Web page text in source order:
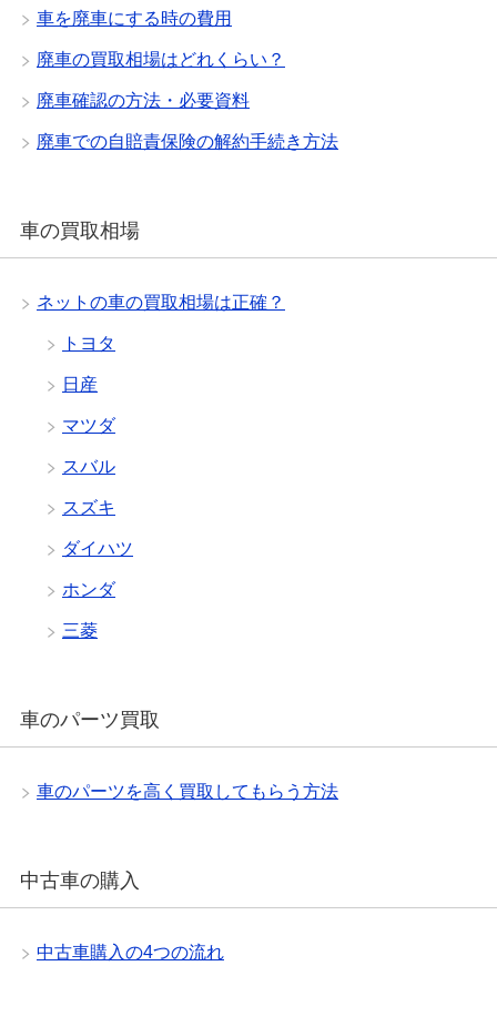
車を廃車にする時の費用
廃車の買取相場はどれくらい？
廃車確認の方法・必要資料
廃車での自賠責保険の解約手続き方法
車の買取相場
ネットの車の買取相場は正確？
トヨタ
日産
マツダ
スバル
スズキ
ダイハツ
ホンダ
三菱
車のパーツ買取
車のパーツを高く買取してもらう方法
中古車の購入
中古車購入の4つの流れ